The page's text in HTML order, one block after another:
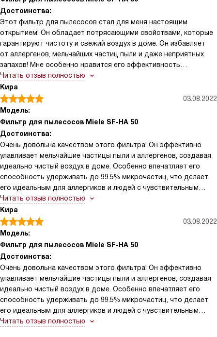
Достоинства:
Этот фильтр для пылесосов стал для меня настоящим
открытием! Он обладает потрясающими свойствами, которые
гарантируют чистоту и свежий воздух в доме. Он избавляет
от аллергенов, мельчайших частиц пыли и даже неприятных
запахов! Мне особенно нравится его эффективность
и продолжительный срок службы.
Читать отзыв полностью
Кира
03.08.2022
Модель:
Фильтр для пылесосов Miele SF-HA 50
Достоинства:
Очень довольна качеством этого фильтра! Он эффективно
улавливает мельчайшие частицы пыли и аллергенов, создавая
идеально чистый воздух в доме. Особенно впечатляет его
способность удерживать до 99.5% микрочастиц, что делает
его идеальным для аллергиков и людей с чувствительным
здоровьем.
Читать отзыв полностью
Кира
03.08.2022
Модель:
Фильтр для пылесосов Miele SF-HA 50
Достоинства:
Очень довольна качеством этого фильтра! Он эффективно
улавливает мельчайшие частицы пыли и аллергенов, создавая
идеально чистый воздух в доме. Особенно впечатляет его
способность удерживать до 99.5% микрочастиц, что делает
его идеальным для аллергиков и людей с чувствительным
здоровьем.
Читать отзыв полностью